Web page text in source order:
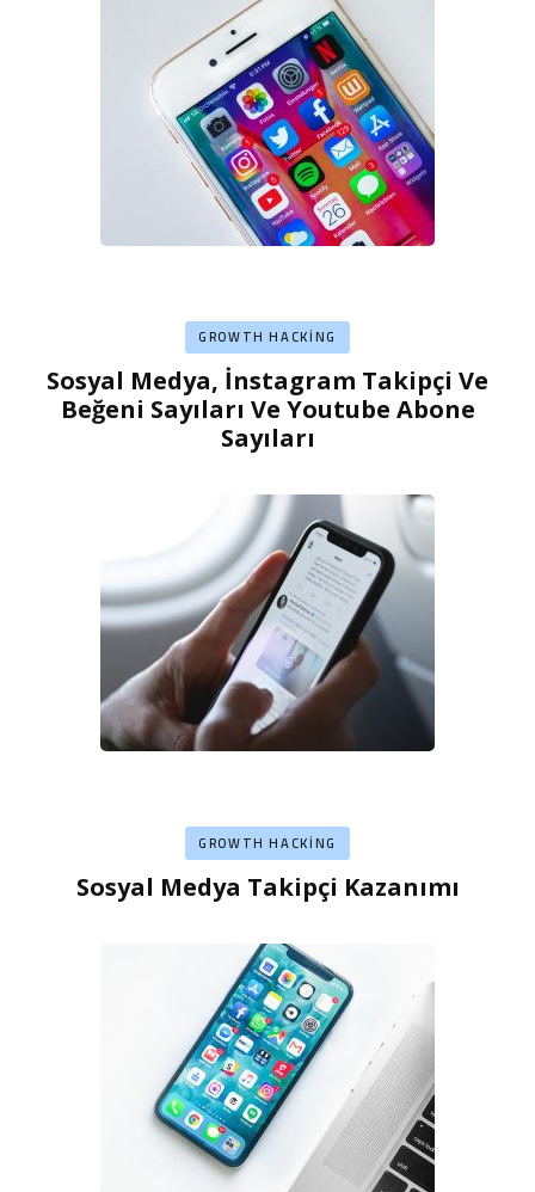
GROWTH HACKING
Sosyal Medya, İnstagram Takipçi Ve
Beğeni Sayıları Ve Youtube Abone
Sayıları
GROWTH HACKING
Sosyal Medya Takipçi Kazanımı